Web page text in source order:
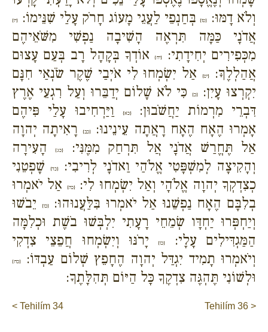
וְלֹא דָמּוּ:
{טז}בְּחַנְפֵי לַעֲגֵי מָעוֹג חָרֹק עָלַי שִׁנֵּימוֹ: {יז}
אֲדֹנָי כַּמָּה תִּרְאֶה הָשִׁיבָה נַפְשִׁי מִשֹּׁאֵיהֶם
מִכְּפִירִים יְחִידָתִי:
{יח}אוֹדְךָ בְּקָהָל רָב בְּעַם עָצוּם
אֲהַלְלֶךָּ:
{יט}אַל יִשְׂמְחוּ לִי אֹיְבַי שֶׁקֶר שֹׂנְאַי חִנָּם
יִקְרְצוּ עָיִן:
{כ}
כִּי לֹא שָׁלוֹם יְדַבֵּרוּ וְעַל רִגְעֵי אֶרֶץ
דִּבְרֵי מִרְמוֹת יַחֲשֹׁבוּן:{כא}
וַיַּרְחִיבוּ עָלַי פִּיהֶם
אָמְרוּ הֶאָח הֶאָח רָאֲתָה עֵינֵינוּ:
{כב}רָאִיתָה יְהוָה
אַל תֶּחֱרַשׁ אֲדֹנָי אֲל תִּרְחַק מִמֶּנִּי:
{כג}הָעִירָה
וְהָקִיצָה לְמִשְׁפָּטִי אֱלֹהַי וַאדֹנָי לְרִיבִי:
{כד}שָׁפְטֵנִי
כְצִדְקְךָ יְהוָה אֱלֹהָי וְאַל יִשְׂמְחוּ לִי:{כה}
אַל יֹאמְרוּ
בְלִבָּם הֶאָח נַפְשֵׁנוּ אַל יֹאמְרוּ בִּלַּעֲנוּהוּ:{כו}
יֵבֹשׁוּ
וְיַחְפְּרוּ יַחְדָּו שְׂמֵחֵי רָעָתִי יִלְבְּשׁוּ בֹשֶׁת וּכְלִמָּה
הַמַּגְדִּילִים עָלָי:
{כז}יָרֹנּוּ וְיִשְׂמְחוּ חֲפֵצֵי צִדְקִי
וְיֹאמְרוּ תָמִיד יִגְדַּל יְהוָה הֶחָפֵץ שְׁלוֹם עַבְדּוֹ:
{כח}
וּלְשׁוֹנִי תֶּהְגֶּה צִדְקֶךָ כָּל הַיּוֹם תְּהִלָּתֶךָ:
< Tehilím 34 Tehilím 36 >